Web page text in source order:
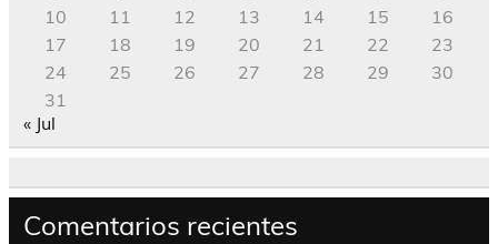
10
11 12 13 14 15
16
17
18 19 20 21 22
23
24
25 26 27 28 29
30
31
« Jul
Comentarios recientes